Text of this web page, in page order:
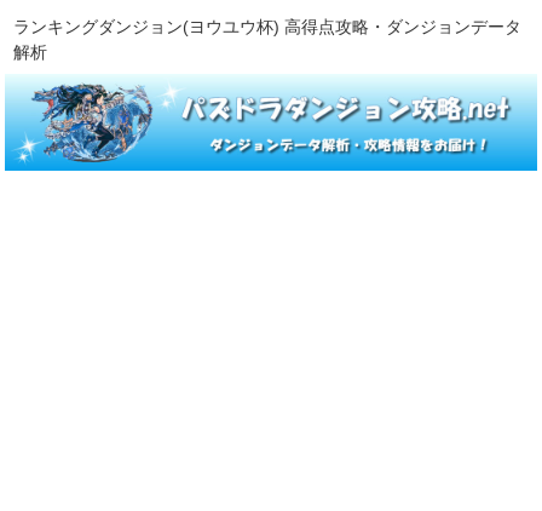
ランキングダンジョン(ヨウユウ杯) 高得点攻略・ダンジョンデータ
解析